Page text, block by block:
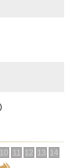
10 11 12 13
14